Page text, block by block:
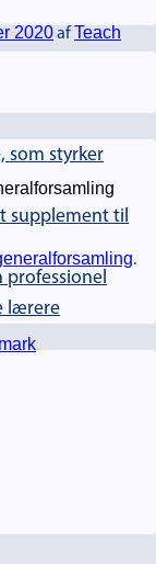
som styrker
supplement til
professionel
lærere
2020afTeach
.